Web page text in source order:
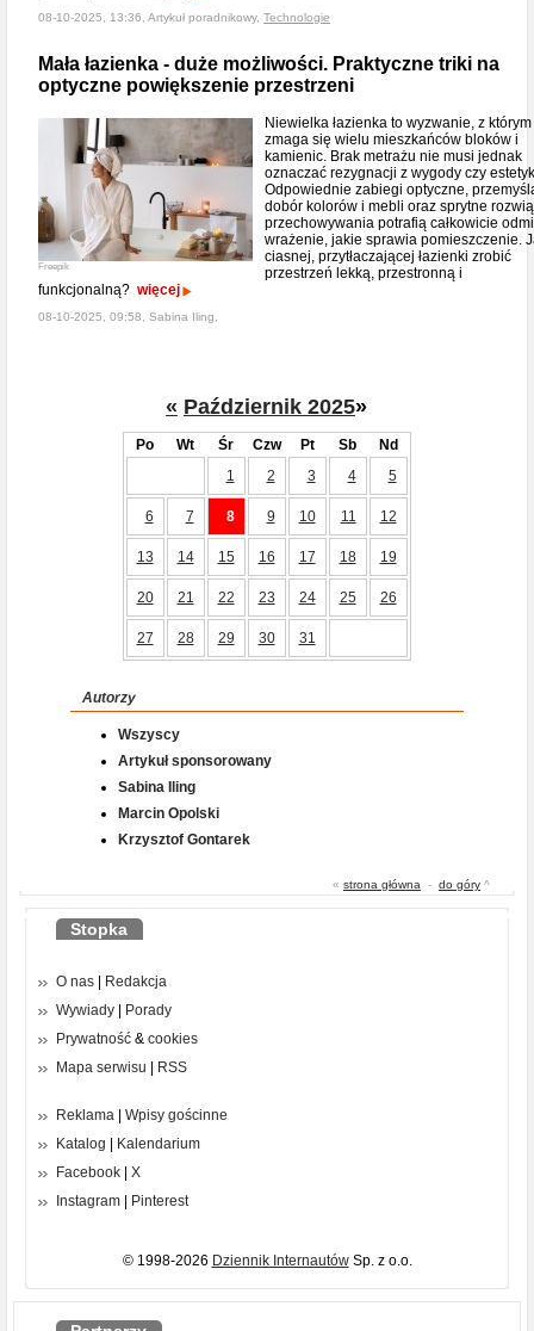
08-10-2025, 13:36, Artykuł poradnikowy, Technologie
Mała łazienka - duże możliwości. Praktyczne triki na
optyczne powiększenie przestrzeni
Freepik
Niewielka łazienka to wyzwanie, z którym
zmaga się wielu mieszkańców bloków i
kamienic. Brak metrażu nie musi jednak
oznaczać rezygnacji z wygody czy
Odpowiednie zabiegi optyczne,
dobór kolorów i mebli oraz sprytne
przechowywania potrafią całkowicie
wrażenie, jakie sprawia pomieszczenie.
ciasnej, przytłaczającej łazienki zrobić
przestrzeń lekką, przestronną i
funkcjonalną? więcej
08-10-2025, 09:58, Sabina Iling,
« Październik 2025»
Po Wt Śr Czw Pt Sb
Nd
1
2 3 4 5
6 7 8 9 10 11 12
13 14 15 16 17 18 19
20 21 22 23 24 25 26
27 28 29 30 31
Autorzy
Wszyscy
Artykuł sponsorowany
Sabina Iling
Marcin Opolski
Krzysztof Gontarek
« strona główna - do góry ^
Stopka
O nas
Redakcja
Wywiady
Porady
Prywatność & cookies
Mapa serwisu
RSS
Reklama
Wpisy gościnne
Katalog
Kalendarium
Facebook
X
Instagram
Pinterest
© 1998-2026 Dziennik InternautówSp. z o.o.